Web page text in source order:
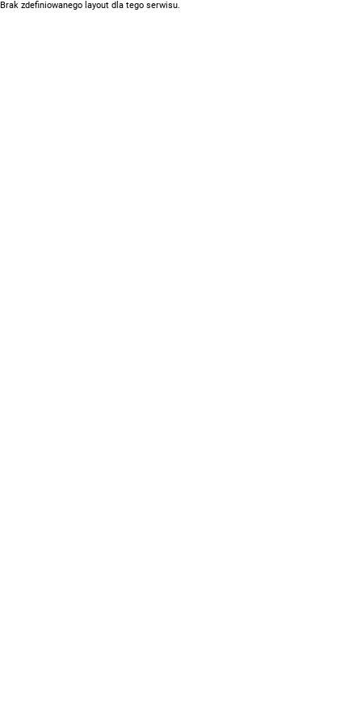
Brak zdefiniowanego layout dla tego serwisu.